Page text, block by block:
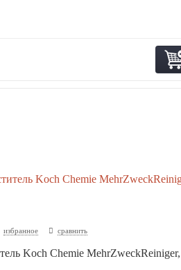
избранное сравнить
Koch Chemie MehrZweckReiniger,